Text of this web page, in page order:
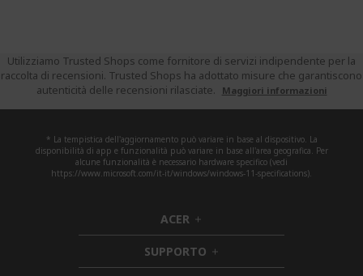
Utilizziamo Trusted Shops come fornitore di servizi indipendente per la
raccolta di recensioni. Trusted Shops ha adottato misure che garantiscono
autenticità delle recensioni rilasciate.
Maggiori informazioni
* La tempistica dell'aggiornamento può variare in base al dispositivo. La
disponibilità di app e funzionalità può variare in base all'area geografica. Per
alcune funzionalità è necessario hardware specifico (vedi
https://www.microsoft.com/it-it/windows/windows-11-specifications).
ACER h
i
d
d
SUPPORTO h
i